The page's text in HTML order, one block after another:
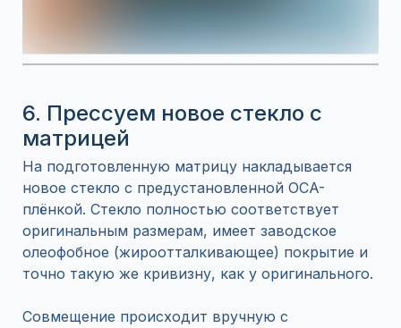
6. Прессуем новое стекло с
матрицей
На подготовленную матрицу накладывается
новое стекло с предустановленной OCA-
плёнкой. Стекло полностью соответствует
оригинальным размерам, имеет заводское
олеофобное (жироотталкивающее) покрытие и
точно такую же кривизну, как у оригинального.
Совмещение происходит вручную с